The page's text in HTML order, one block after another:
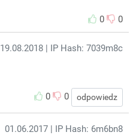
0 0
19.08.2018 | IP Hash: 7039m8c
0 0 odpowiedz
01.06.2017 | IP Hash: 6m6bn8